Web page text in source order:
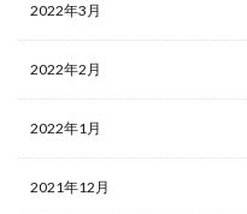
2022年3月
2022年2月
2022年1月
2021年12月